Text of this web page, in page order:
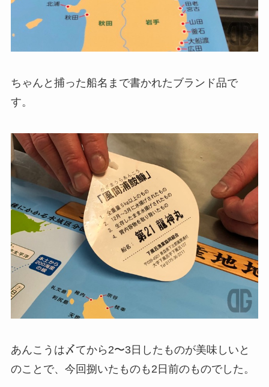
ちゃんと捕った船名まで書かれたブランド品で
す。
あんこうは〆てから2〜3日したものが美味しいと
のことで、今回捌いたものも2日前のものでした。